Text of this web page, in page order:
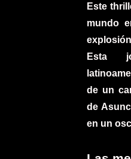
Este
mundo
Esta
de un
de
en un